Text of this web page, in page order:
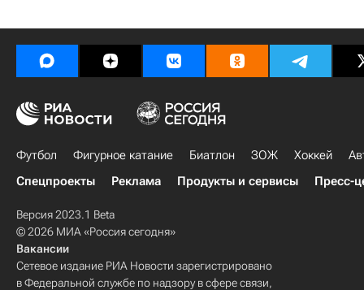
Футбол Фигурное катание Биатлон ЗОЖ Хоккей
Спецпроекты
Реклама Продукты и сервисы Пресс-
Версия 2023.1 Beta
© 2026 МИА «Россия сегодня»
Вакансии
Сетевое издание РИА Новости зарегистрировано
в Федеральной службе по надзору в сфере связи,